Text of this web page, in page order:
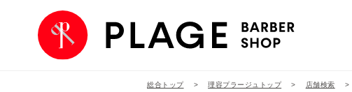
総合トップ 理容プラージュトップ 店舗検索